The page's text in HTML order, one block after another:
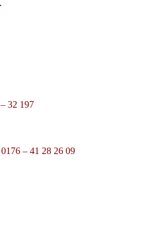
32 197
0176 – 41 28 26 09